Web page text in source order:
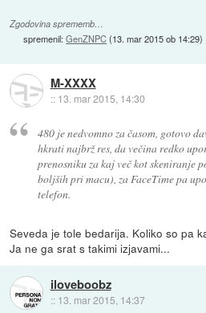
Zgodovina sprememb…
spremenil:GenZNPC(13. mar 2015 ob 14:29)
M-XXXX
:: 13. mar 2015, 14:30
480 je nedvomno za časom, gotovo
hkrati najbrž res, da večina redko
prenosniku za kaj več kot skeniranje
boljših pri macu), za FaceTime pa
telefon.
Seveda je tole bedarija. Koliko so pa
Ja ne ga srat s takimi izjavami...
iloveboobz
:: 13. mar 2015, 14:37